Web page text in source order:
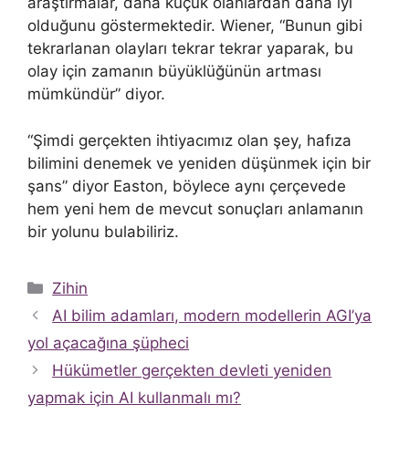
olduğunu göstermektedir. Wiener, “Bunun gibi
tekrarlanan olayları tekrar tekrar yaparak, bu
olay için zamanın büyüklüğünün artması
mümkündür” diyor.
“Şimdi gerçekten ihtiyacımız olan şey, hafıza
bilimini denemek ve yeniden düşünmek için bir
şans” diyor Easton, böylece aynı çerçevede
hem yeni hem de mevcut sonuçları anlamanın
bir yolunu bulabiliriz.
Kategoriler
Zihin
AI bilim adamları, modern modellerin AGI’ya
yol açacağına şüpheci
Hükümetler gerçekten devleti yeniden
yapmak için AI kullanmalı mı?